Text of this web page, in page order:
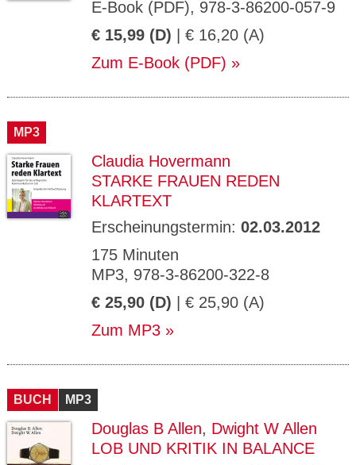
E-Book (PDF), 978-3-86200-057-9
€ 15,99 (D) | € 16,20 (A)
Zum E-Book (PDF)
MP3
Claudia Hovermann
STARKE FRAUEN REDEN
KLARTEXT
Erscheinungstermin: 02.03.2012
175 Minuten
MP3, 978-3-86200-322-8
€ 25,90 (D) | € 25,90 (A)
Zum MP3
BUCH MP3
Douglas B Allen, Dwight W Allen
LOB UND KRITIK IN BALANCE